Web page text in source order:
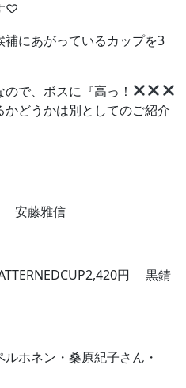
♡
にあがっているカップを3
で、ボスに『高っ！
どうかは別としてのご紹介
藤雅信
円 黒錆
ホネン・桑原紀子さん・